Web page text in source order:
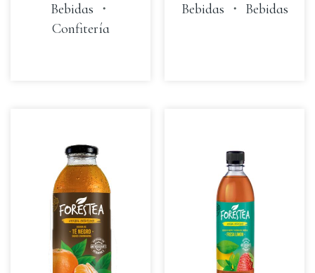
Bebidas ・
Confitería
Bebidas ・ Bebidas